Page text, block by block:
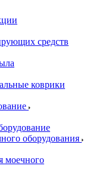
средств
коврики
оборудования
моечного